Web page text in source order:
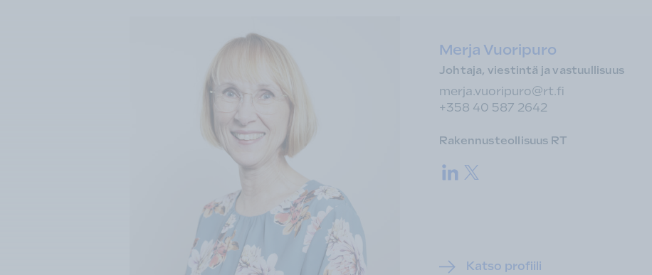
Merja Vuoripuro
Johtaja, viestintä ja vastuullisuus
merja.vuoripuro@rt.fi
+358 40 587 2642
Rakennusteollisuus RT
LinkedIn.Twitter.
Katso profiili